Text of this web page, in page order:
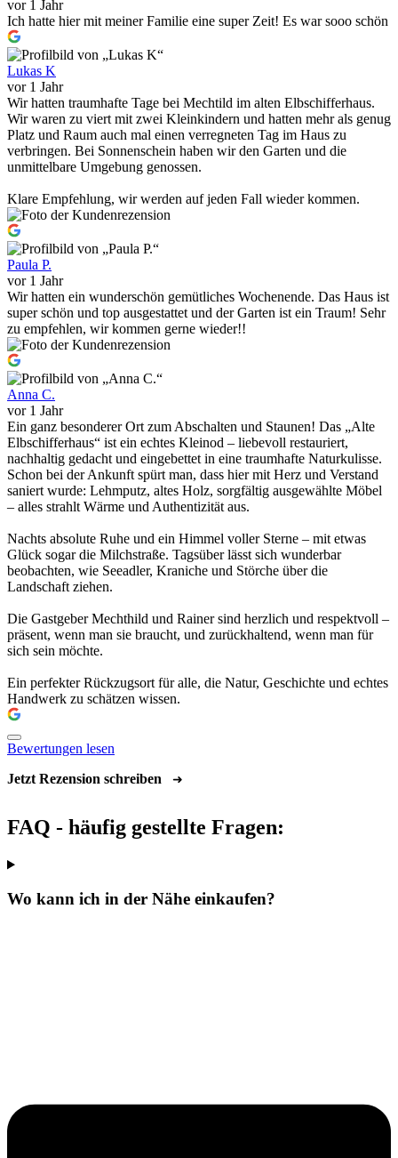
vor 1 Jahr
Ich hatte hier mit meiner Familie eine super Zeit! Es war sooo schön
Lukas K
vor 1 Jahr
Wir hatten traumhafte Tage bei Mechtild im alten Elbschifferhaus.
Wir waren zu viert mit zwei Kleinkindern und hatten mehr als genug
Platz und Raum auch mal einen verregneten Tag im Haus zu
verbringen. Bei Sonnenschein haben wir den Garten und die
unmittelbare Umgebung genossen.
Klare Empfehlung, wir werden auf jeden Fall wieder kommen.
Paula P.
vor 1 Jahr
Wir hatten ein wunderschön gemütliches Wochenende. Das Haus ist
super schön und top ausgestattet und der Garten ist ein Traum! Sehr
zu empfehlen, wir kommen gerne wieder!!
Anna C.
vor 1 Jahr
Ein ganz besonderer Ort zum Abschalten und Staunen! Das „Alte
Elbschifferhaus“ ist ein echtes Kleinod – liebevoll restauriert,
nachhaltig gedacht und eingebettet in eine traumhafte Naturkulisse.
Schon bei der Ankunft spürt man, dass hier mit Herz und Verstand
saniert wurde: Lehmputz, altes Holz, sorgfältig ausgewählte Möbel
– alles strahlt Wärme und Authentizität aus.
Nachts absolute Ruhe und ein Himmel voller Sterne – mit etwas
Glück sogar die Milchstraße. Tagsüber lässt sich wunderbar
beobachten, wie Seeadler, Kraniche und Störche über die
Landschaft ziehen.
Die Gastgeber Mechthild und Rainer sind herzlich und respektvoll –
präsent, wenn man sie braucht, und zurückhaltend, wenn man für
sich sein möchte.
Ein perfekter Rückzugsort für alle, die Natur, Geschichte und echtes
Handwerk zu schätzen wissen.
Bewertungen lesen
Jetzt Rezension schreiben
FAQ - häufig gestellte Fragen:
Wo kann ich in der Nähe einkaufen?